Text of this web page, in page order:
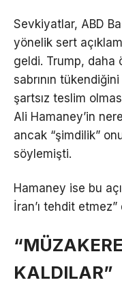
Sevkiyatlar, ABD
yönelik sert
geldi. Trump, daha
sabrının
şartsız teslim
Ali Hamaney’in
ancak “şimdilik”
söylemişti.
Hamaney ise bu
İran’ı tehdit
KALDILAR”